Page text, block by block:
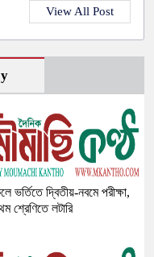
View All Post
ভর্তিতে দ্বিতীয়-নবমে পরীক্ষা,
শ্রেণিতে লটারি